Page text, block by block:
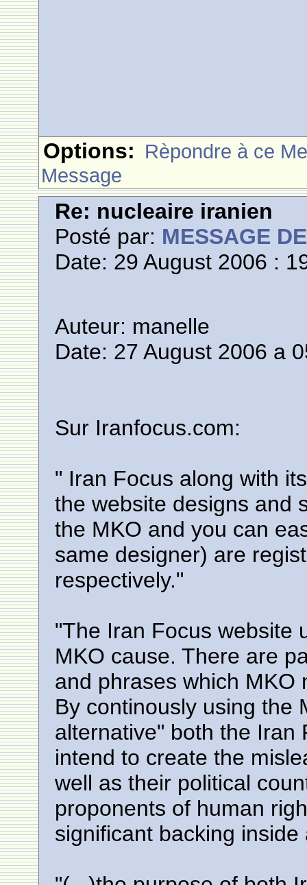
Options: Rèpondre à ce
Message
Re: nucleaire iranien
Posté par: MESSAGE
Date: 29 August 2006 :
Auteur: manelle
Date: 27 August 2006 a
Sur Iranfocus.com:
" Iran Focus along with
the website designs and
the MKO and you can
same designer) are
respectively."
"The Iran Focus website
MKO cause. There are
and phrases which MKO
By continously using the
alternative" both the Iran
intend to create the
well as their political
proponents of human
significant backing